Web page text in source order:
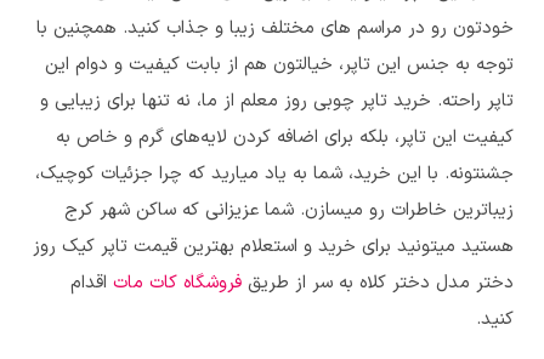
خودتون رو در مراسم های مختلف زیبا و جذاب کنید. همچنین با
توجه به جنس این تاپر، خیالتون هم از بابت کیفیت و دوام این
تاپر راحته. خرید تاپر چوبی روز معلم از ما، نه تنها برای زیبایی و
کیفیت این تاپر، بلکه برای اضافه کردن لایه‌های گرم و خاص به
جشنتونه. با این خرید، شما به یاد میارید که چرا جزئیات کوچیک،
زیباترین خاطرات رو میسازن. شما عزیزانی که ساکن شهر کرج
هستید میتونید برای خرید و استعلام بهترین قیمت تاپر کیک روز
دختر مدل دختر کلاه به سر از طریق فروشگاه کات مات اقدام
کنید.